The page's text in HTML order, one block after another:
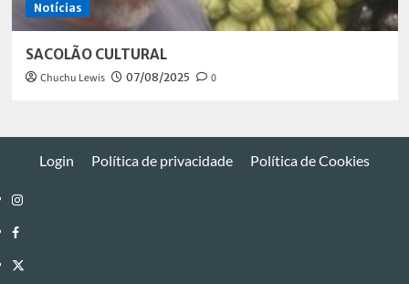
Notícias
SACOLÃO CULTURAL
Chuchu Lewis 07/08/2025 0
Login Política de privacidade Política de Cookies
Instagram
Facebook
Twitter